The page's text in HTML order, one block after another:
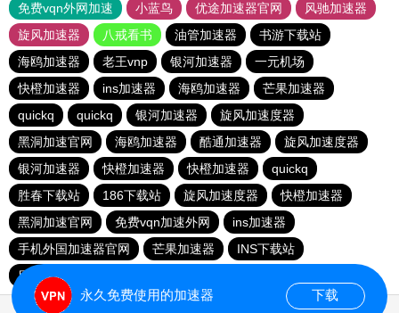
免费vqn外网加速
小蓝鸟 优途加速器官网
风驰加速器
旋风加速器
八戒看书 油管加速器
书游下载站
海鸥加速器
老王vnp 银河加速器
一元机场
快橙加速器
ins加速器 海鸥加速器
芒果加速器
quickq
quickq 银河加速器
旋风加速度器
黑洞加速官网
海鸥加速器 酷通加速器
旋风加速度器
银河加速器
快橙加速器 快橙加速器
quickq
胜春下载站
186下载站 旋风加速度器
快橙加速器
黑洞加速官网
免费vqn加速外网
ins加速器
手机外国加速器官网
芒果加速器
INS下载站
目标下载站
永久免费使用的加速器 下载